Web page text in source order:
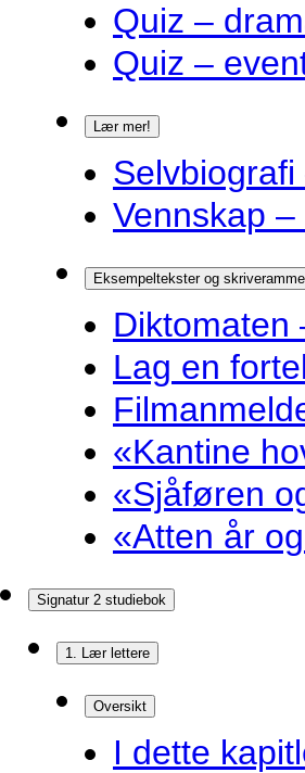
Quiz –
Quiz –
Lær mer!
Vennskap
Eksempeltekster og
Diktomaten
Lag en
«Kantine
«Sjåføren
«Atten år
Signatur 2 studiebok
1. Lær lettere
Oversikt
I dette